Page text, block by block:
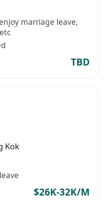
marriage leave,
TBD
Kok
$26K-32K/M